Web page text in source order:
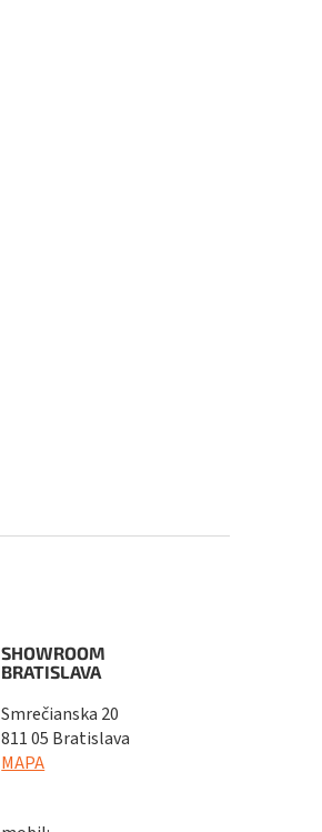
SHOWROOM
BRATISLAVA
Smrečianska 20
811 05 Bratislava
MAPA